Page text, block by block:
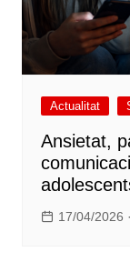
Actualitat
Ansietat,
17/04/2026